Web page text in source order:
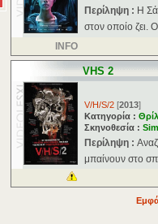
Περίληψη : Η
στον οποίο ζει.
INFO
VHS 2
V/H/S/2 [2013]
Κατηγορία :
Σκηνοθεσία :
Περίληψη :
μπαίνουν στο